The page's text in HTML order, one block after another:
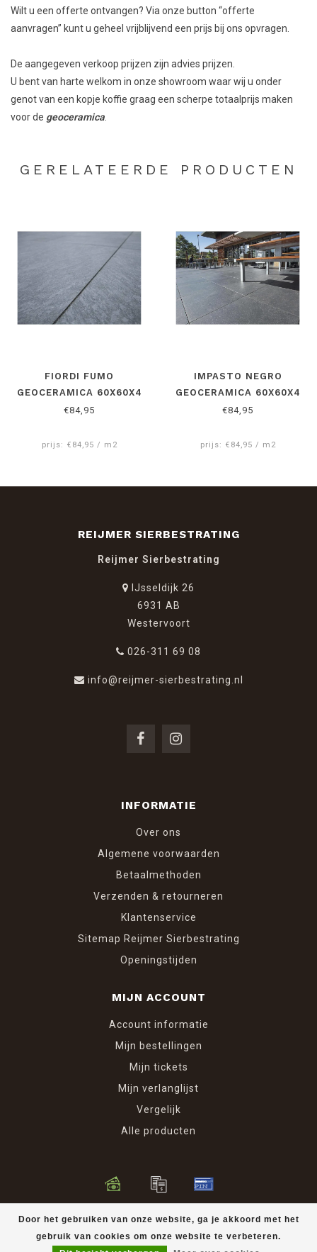
Wilt u een offerte ontvangen? Via onze button “offerte
aanvragen” kunt u geheel vrijblijvend een prijs bij ons opvragen.
De aangegeven verkoop prijzen zijn advies prijzen.
U bent van harte welkom in onze showroom waar wij u onder
genot van een kopje koffie graag een scherpe totaalprijs maken
voor de geoceramica.
GERELATEERDE PRODUCTEN
FIORDI FUMO
GEOCERAMICA 60X60X4
CM
€84,95
prijs: €84,95 / m2
IMPASTO NEGRO
GEOCERAMICA 60X60X4
CM
€84,95
prijs: €84,95 / m2
Door het gebruiken van onze website, ga je akkoord met het
gebruik van cookies om onze website te verbeteren.
REIJMER SIERBESTRATING
Reijmer Sierbestrating
IJsseldijk 26
6931 AB
Westervoort
026-311 69 08
info@reijmer-sierbestrating.nl
INFORMATIE
Over ons
Algemene voorwaarden
Betaalmethoden
Verzenden & retourneren
Klantenservice
Sitemap Reijmer Sierbestrating
Openingstijden
MIJN ACCOUNT
Account informatie
Mijn bestellingen
Mijn tickets
Mijn verlanglijst
Vergelijk
Alle producten
© Copyright 2026 Reijmer Sierbestrating